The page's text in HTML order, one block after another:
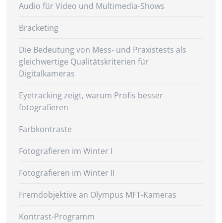
Audio für Video und Multimedia-Shows
Bracketing
Die Bedeutung von Mess- und Praxistests als
gleichwertige Qualitätskriterien für
Digitalkameras
Eyetracking zeigt, warum Profis besser
fotografieren
Farbkontraste
Fotografieren im Winter I
Fotografieren im Winter II
Fremdobjektive an Olympus MFT-Kameras
Kontrast-Programm